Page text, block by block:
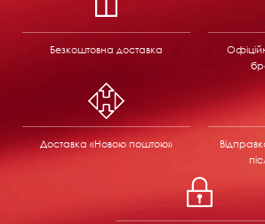
Безкоштовна доставка
Доставка «Новою поштою»